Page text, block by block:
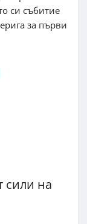
си събитие
за първи
сили на